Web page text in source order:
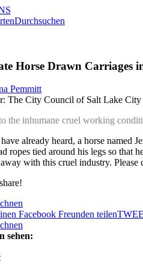
Durchsuchen
Horse Drawn Carriages
Pemmitt
The City Council of Salt Lake City
the inhumane cruel working
already heard, a horse named
ropes tied around his legs so that
with this cruel industry.
Facebook Freunden teilen
sehen: